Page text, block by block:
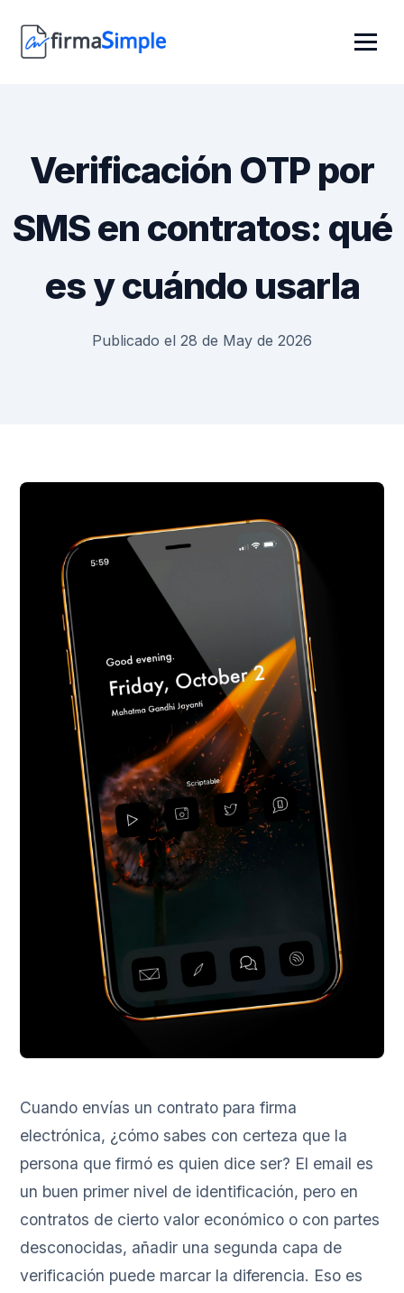
Verificación OTP por
SMS en contratos: qué
es y cuándo usarla
Publicado el 28 de May de 2026
Cuando envías un contrato para firma
electrónica, ¿cómo sabes con certeza que la
persona que firmó es quien dice ser? El email es
un buen primer nivel de identificación, pero en
contratos de cierto valor económico o con partes
desconocidas, añadir una segunda capa de
verificación puede marcar la diferencia. Eso es